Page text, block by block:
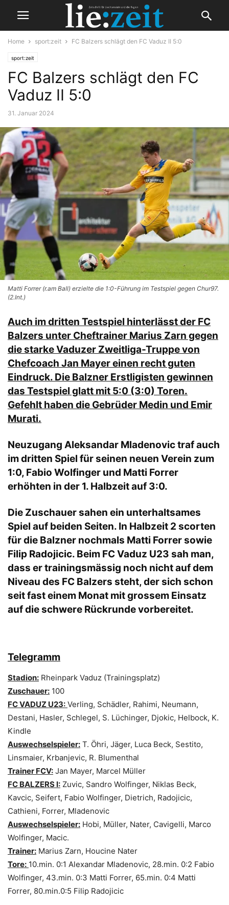
Home sport:zeit FC Balzers schlägt den FC Vaduz II 5:0
sport:zeit
FC Balzers schlägt den FC
Vaduz II 5:0
31. Januar 2024
Matti Forrer (r.am Ball) erzielte die 1:0-Führung im Testspiel gegen Chur97.
(2.Int.)
Auch im dritten Testspiel hinterlässt der FC
Balzers unter Cheftrainer Marius Zarn gegen
die starke Vaduzer Zweitliga-Truppe von
Chefcoach Jan Mayer einen recht guten
Eindruck. Die Balzner Erstligisten gewinnen
das Testspiel glatt mit 5:0 (3:0) Toren.
Gefehlt haben die Gebrüder Medin und Emir
Murati.
Neuzugang Aleksandar Mladenovic traf auch
im dritten Spiel für seinen neuen Verein zum
1:0, Fabio Wolfinger und Matti Forrer
erhöhten in der 1. Halbzeit auf 3:0.
Die Zuschauer sahen ein unterhaltsames
Spiel auf beiden Seiten. In Halbzeit 2 scorten
für die Balzner nochmals Matti Forrer sowie
Filip Radojicic. Beim FC Vaduz U23 sah man,
dass er trainingsmässig noch nicht auf dem
Niveau des FC Balzers steht, der sich schon
seit fast einem Monat mit grossem Einsatz
auf die schwere Rückrunde vorbereitet.
Telegramm
Stadion: Rheinpark Vaduz (Trainingsplatz)
Zuschauer: 100
FC VADUZ U23: Verling, Schädler, Rahimi, Neumann,
Destani, Hasler, Schlegel, S. Lüchinger, Djokic, Helbock, K.
Kindle
Auswechselspieler: T. Öhri, Jäger, Luca Beck, Sestito,
Linsmaier, Krbanjevic, R. Blumenthal
Trainer FCV: Jan Mayer, Marcel Müller
FC BALZERS I: Zuvic, Sandro Wolfinger, Niklas Beck,
Kavcic, Seifert, Fabio Wolfinger, Dietrich, Radojicic,
Cathieni, Forrer, Mladenovic
Auswechselspieler: Hobi, Müller, Nater, Cavigelli, Marco
Wolfinger, Macic.
Trainer: Marius Zarn, Houcine Nater
Tore: 10.min. 0:1 Alexandar Mladenovic, 28.min. 0:2 Fabio
Wolfinger, 43.min. 0:3 Matti Forrer, 65.min. 0:4 Matti
Forrer, 80.min.0:5 Filip Radojicic